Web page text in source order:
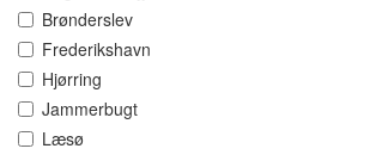
Brønderslev
Frederikshavn
Hjørring
Jammerbugt
Læsø